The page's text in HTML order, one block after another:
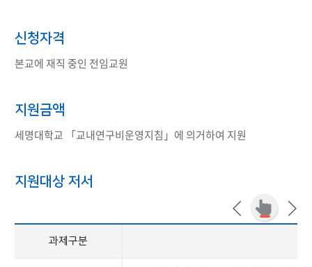
신청자격
본교에 재직 중인 전임교원
지원금액
세명대학교 「교내연구비운영지침」에 의거하여 지원
지원대상 저서
과제구분